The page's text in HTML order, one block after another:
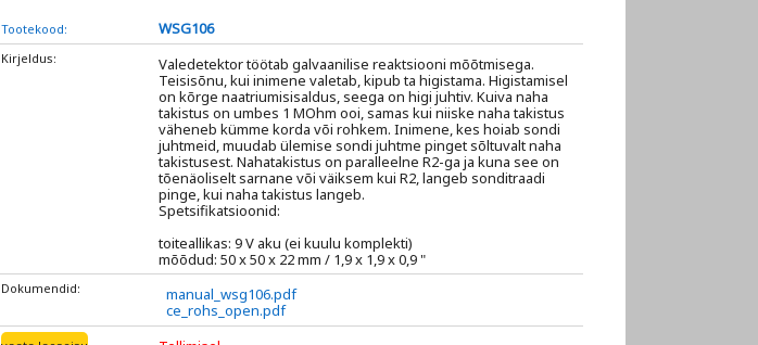
Tootekood: WSG106
Kirjeldus:
Valedetektor töötab galvaanilise reaktsiooni mõõtmisega.
Teisisõnu, kui inimene valetab, kipub ta higistama. Higistamisel
on kõrge naatriumisisaldus, seega on higi juhtiv. Kuiva naha
takistus on umbes 1 MOhm ooi, samas kui niiske naha takistus
väheneb kümme korda või rohkem. Inimene, kes hoiab sondi
juhtmeid, muudab ülemise sondi juhtme pinget sõltuvalt naha
takistusest. Nahatakistus on paralleelne R2-ga ja kuna see on
tõenäoliselt sarnane või väiksem kui R2, langeb sonditraadi
pinge, kui naha takistus langeb.
Spetsifikatsioonid:
toiteallikas: 9 V aku (ei kuulu komplekti)
mõõdud: 50 x 50 x 22 mm / 1,9 x 1,9 x 0,9 "
Dokumendid:
manual_wsg106.pdf
ce_rohs_open.pdf